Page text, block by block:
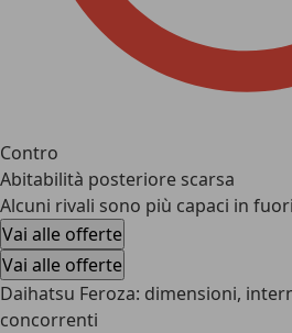
Contro
Abitabilità posteriore scarsa
Alcuni rivali sono più capaci in
Vai alle offerte
Vai alle offerte
Daihatsu Feroza: dimensioni,
concorrenti